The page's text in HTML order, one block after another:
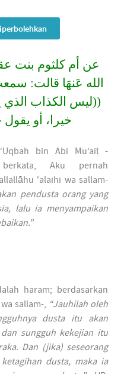
عن أم كلثوم بنت
اﻟﻠﻪ عَنهَا قالت:
((ليس الكذاب الذي
خيرا، أو
bin Abi Mu‘aiṭ -
Aku pernah
'alaihi wa sallam-
pendusta orang yang
lalu ia menyampaikan
haram; berdasarkan
sallam-, “Jauhilah oleh
dusta itu akan
sungguh kekejian itu
Dan (jika) seseorang
dusta, maka ia